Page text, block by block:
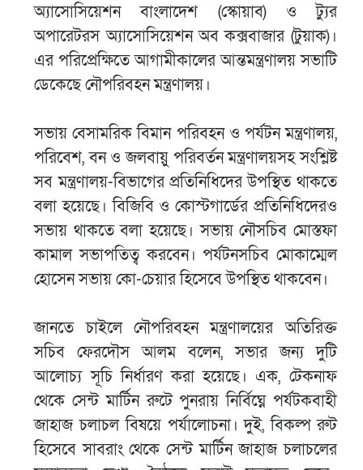
অ্যাসোসিয়েশন বাংলাদেশ (স্কোয়াব) ও ট্যুর
অপারেটরস অ্যাসোসিয়েশন অব কক্সবাজার (টুয়াক)।
এর পরিপ্রেক্ষিতে আগামীকালের আন্তমন্ত্রণালয় সভাটি
ডেকেছে নৌপরিবহন মন্ত্রণালয়।
সভায় বেসামরিক বিমান পরিবহন ও পর্যটন মন্ত্রণালয়,
পরিবেশ, বন ও জলবায়ু পরিবর্তন মন্ত্রণালয়সহ সংশ্লিষ্ট
সব মন্ত্রণালয়-বিভাগের প্রতিনিধিদের উপস্থিত থাকতে
বলা হয়েছে। বিজিবি ও কোস্টগার্ডের প্রতিনিধিদেরও
সভায় থাকতে বলা হয়েছে। সভায় নৌসচিব মোস্তফা
কামাল সভাপতিত্ব করবেন। পর্যটনসচিব মোকাম্মেল
হোসেন সভায় কো-চেয়ার হিসেবে উপস্থিত থাকবেন।
জানতে চাইলে নৌপরিবহন মন্ত্রণালয়ের অতিরিক্ত
সচিব ফেরদৌস আলম বলেন, সভার জন্য দুটি
আলোচ্য সূচি নির্ধারণ করা হয়েছে। এক, টেকনাফ
থেকে সেন্ট মার্টিন রুটে পুনরায় নির্বিঘ্নে পর্যটকবাহী
জাহাজ চলাচল বিষয়ে পর্যালোচনা। দুই, বিকল্প রুট
হিসেবে সাবরাং থেকে সেন্ট মার্টিন জাহাজ চলাচলের